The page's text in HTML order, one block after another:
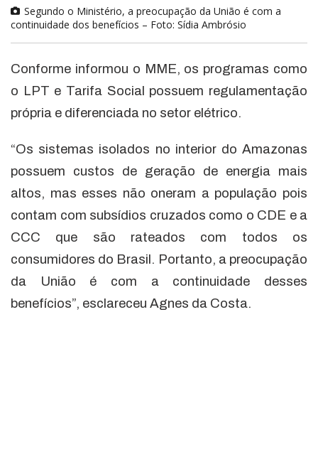
Segundo o Ministério, a preocupação da União é com a
continuidade dos benefícios – Foto: Sídia Ambrósio
Conforme informou o MME, os programas como
o LPT e Tarifa Social possuem regulamentação
própria e diferenciada no setor elétrico.
“Os sistemas isolados no interior do Amazonas
possuem custos de geração de energia mais
altos, mas esses não oneram a população pois
contam com subsídios cruzados como o CDE e a
CCC que são rateados com todos os
consumidores do Brasil. Portanto, a preocupação
da União é com a continuidade desses
benefícios”, esclareceu Agnes da Costa.